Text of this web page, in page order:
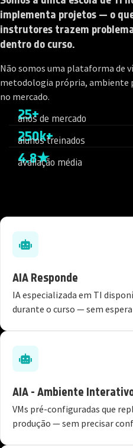
implementa projetos — o
instrutores trazem
dentro do curso.
Não somos uma plataforma de
metodologia própria, ambiente
no mercado.
25+
anos de mercado
250k+
alunos treinados
4.8★
avaliação média
AIA Responde
IA especializada em TI
durante o curso — sem
AIA - Ambiente
VMs pré-configuradas que
produção — sem precisar